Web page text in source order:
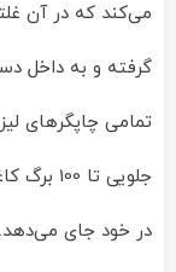
می‌کند که در آن
گرفته و به داخل
تمامی چاپگرهای